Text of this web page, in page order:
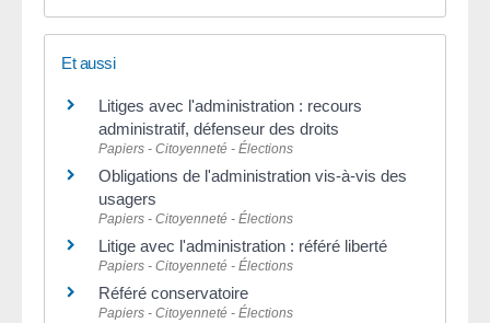
Et aussi
Litiges avec l'administration : recours
administratif, défenseur des droits
Papiers - Citoyenneté - Élections
Obligations de l'administration vis-à-vis des
usagers
Papiers - Citoyenneté - Élections
Litige avec l'administration : référé liberté
Papiers - Citoyenneté - Élections
Référé conservatoire
Papiers - Citoyenneté - Élections